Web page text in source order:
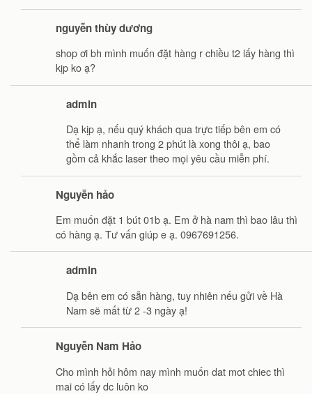
nguyễn thùy dương
shop ơi bh mình muốn đặt hàng r chiều t2 lấy hàng thì
kịp ko ạ?
admin
Dạ kịp ạ, nếu quý khách qua trực tiếp bên em có
thể làm nhanh trong 2 phút là xong thôi ạ, bao
gồm cả khắc laser theo mọi yêu cầu miễn phí.
Nguyễn hảo
Em muốn đặt 1 bút 01b ạ. Em ở hà nam thì bao lâu thì
có hàng ạ. Tư vấn giúp e ạ. 0967691256.
admin
Dạ bên em có sẵn hàng, tuy nhiên nếu gửi về Hà
Nam sẽ mất từ 2 -3 ngày ạ!
Nguyễn Nam Hảo
Cho mình hỏi hôm nay mình muốn dat mot chiec thì
mai có lấy dc luôn ko